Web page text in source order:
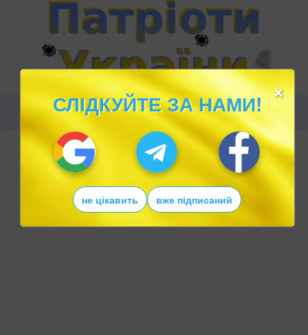
×
СЛІДКУЙТЕ ЗА НАМИ!
не цікавить вже підписаний